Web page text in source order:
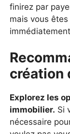
finirez par
mais vous êtes
création
Explorez les
immobilier. Si
nécessaire